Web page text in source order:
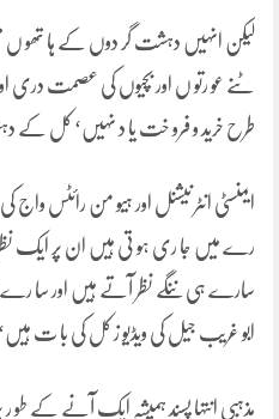
لیکن انہیں دہشت گر دوں کے ہا تھو ں
ٹنے عو رتو ں اور بچیوں کی عصمت دری
طرح خرید و فرو خت یا د نہیں‘ کل کے
ایمنسٹی انٹر نیشنل اور ہیو من رائٹس واج
رے میں جا ری ہو تی ہیں ان پر ایک نظر
سارے ہی ننگے نظر آتے ہیں اور سا رے
ابو غریب جیل کی ویڈیو ز کل کی با ت ہیں‘
مذہبی انتہا پسند ہمیشہ ایک آنے کے طو